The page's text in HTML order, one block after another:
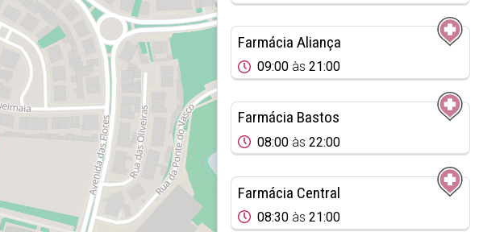
Farmácia Aliança
09:00 às 21:00
Farmácia Bastos
08:00 às 22:00
Farmácia Central
08:30 às 21:00